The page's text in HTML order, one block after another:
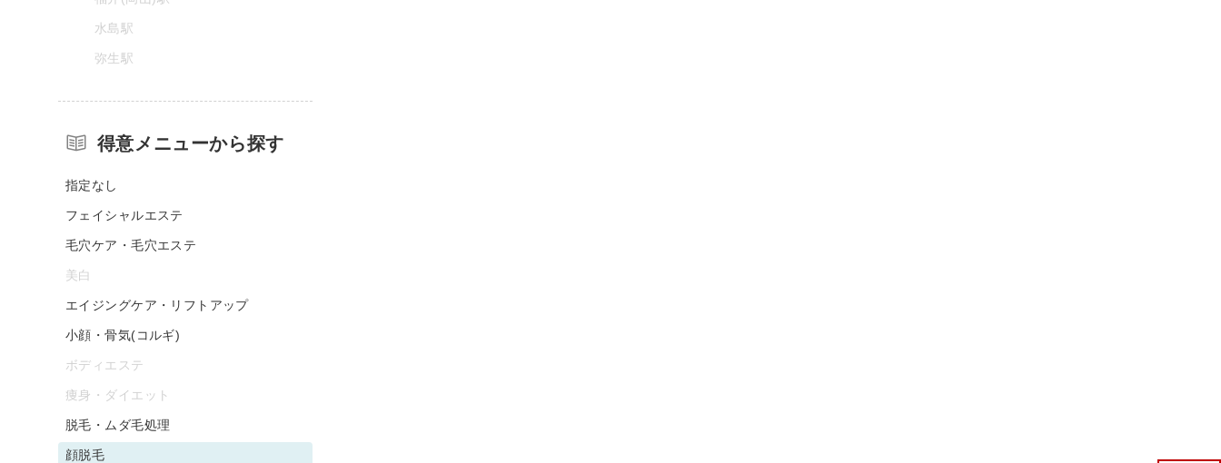
水島駅
弥生駅
得意メニューから探す
指定なし
フェイシャルエステ
毛穴ケア・毛穴エステ
美白
エイジングケア・リフトアップ
小顔・骨気(コルギ)
ボディエステ
痩身・ダイエット
脱毛・ムダ毛処理
顔脱毛